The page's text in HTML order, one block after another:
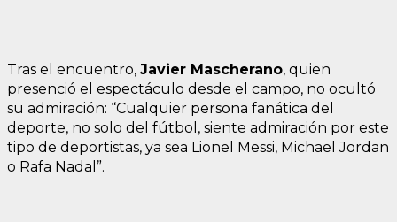
Tras el encuentro, Javier Mascherano, quien
presenció el espectáculo desde el campo, no ocultó
su admiración: “Cualquier persona fanática del
deporte, no solo del fútbol, siente admiración por este
tipo de deportistas, ya sea Lionel Messi, Michael Jordan
o Rafa Nadal”.